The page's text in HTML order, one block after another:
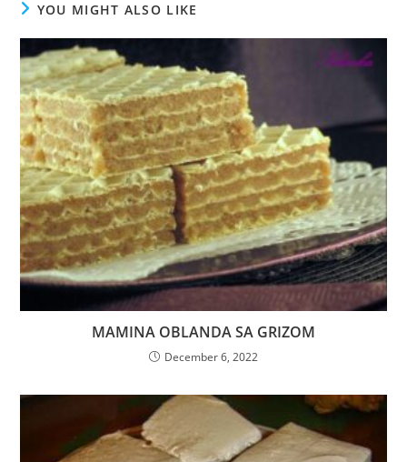
YOU MIGHT ALSO LIKE
MAMINA OBLANDA SA GRIZOM
December 6, 2022